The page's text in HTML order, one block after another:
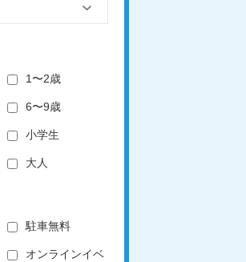
1〜2歳
6〜9歳
小学生
大人
駐車無料
オンラインイベ